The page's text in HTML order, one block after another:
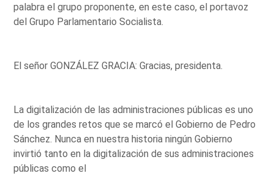
palabra el grupo proponente, en este caso, el portavoz
del Grupo Parlamentario Socialista.
El señor GONZÁLEZ GRACIA: Gracias, presidenta.
La digitalización de las administraciones públicas es uno
de los grandes retos que se marcó el Gobierno de Pedro
Sánchez. Nunca en nuestra historia ningún Gobierno
invirtió tanto en la digitalización de sus administraciones
públicas como el